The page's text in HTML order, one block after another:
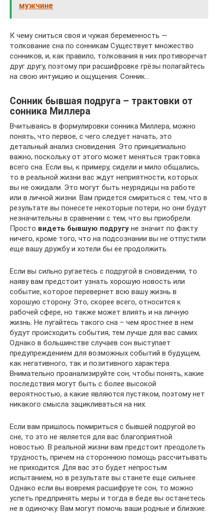
мужчине
К чему сниться своя и чужая беременность —
толкование сна по сонникам Существует множество
сонников, и, как правило, толкования в них противоречат
друг другу, поэтому при расшифровке грёзы полагайтесь
на свою интуицию и ощущения. Сонник…
Сонник бывшая подруга – трактовки от
сонника Миллера
Вчитываясь в формулировки сонника Миллера, можно
понять, что первое, с чего следует начать, это
детальный анализ сновидения. Это принципиально
важно, поскольку от этого может меняться трактовка
всего сна. Если вы, к примеру, сидели и мило общались,
то в реальной жизни вас ждут неприятности, которых
вы не ожидали. Это могут быть неурядицы на работе
или в личной жизни. Вам придется смириться с тем, что в
результате вы понесете некоторые потери, но они будут
незначительны в сравнении с тем, что вы приобрели.
Просто видеть бывшую подругу не значит по факту
ничего, кроме того, что на подсознании вы не отпустили
еще вашу дружбу и хотели бы ее продолжить.
Если вы сильно ругаетесь с подругой в сновидении, то
наяву вам предстоит узнать хорошую новость или
событие, которое перевернет всю вашу жизнь в
хорошую сторону. Это, скорее всего, относится к
рабочей сфере, но также может влиять и на личную
жизнь. Не пугайтесь такого сна – чем яростнее в нем
будут происходить события, тем лучше для вас самих.
Однако в большинстве случаев сон выступает
предупреждением для возможных событий в будущем,
как негативного, так и позитивного характера.
Внимательно проанализируйте сон, чтобы понять, какие
последствия могут быть с более высокой
вероятностью, а какие являются пустяком, поэтому нет
никакого смысла зацикливаться на них.
Если вам пришлось помириться с бывшей подругой во
сне, то это не является для вас благоприятной
новостью. В реальной жизни вам предстоит преодолеть
трудность, причем на стороннюю помощь рассчитывать
не приходится. Для вас это будет непростым
испытанием, но в результате вы станете еще сильнее.
Однако если вы вовремя расшифруете сон, то можно
успеть предпринять меры и тогда в беде вы останетесь
не в одиночку. Вам могут помочь ваши родные и близкие.